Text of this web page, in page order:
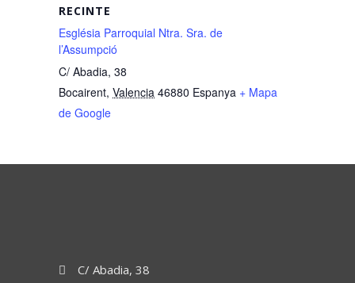
RECINTE
Església Parroquial Ntra. Sra. de
l’Assumpció
C/ Abadia, 38
Bocairent, Valencia 46880 Espanya + Mapa
de Google
C/ Abadia, 38